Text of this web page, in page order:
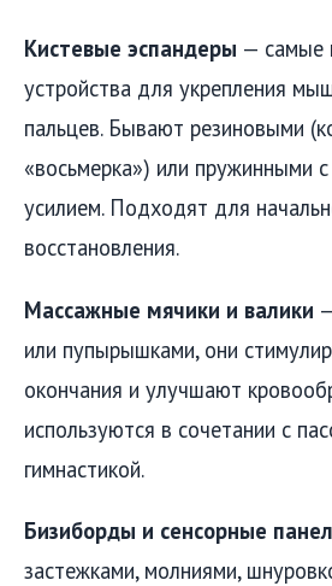
Кистевые эспандеры — самые
устройства для укрепления
пальцев. Бывают резиновыми
«восьмерка») или пружинными
усилием. Подходят для
восстановления.
Массажные мячики и валики
или пупырышками, они
окончания и улучшают
используются в сочетании с
гимнастикой.
Бизиборды и сенсорные
застежками, молниями,